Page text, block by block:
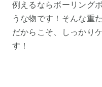
例えるならボーリング
うな物です！そんな重
だからこそ、しっかり
す！